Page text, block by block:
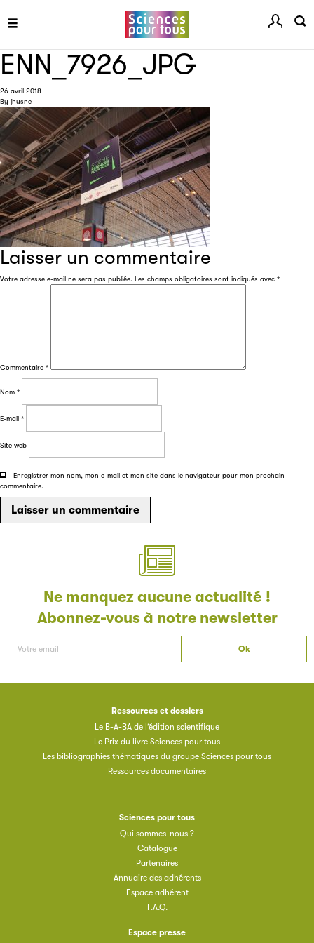
ENN_7926_JPG
26 avril 2018
By jhusne
Laisser un commentaire
Votre adresse e-mail ne sera pas publiée. Les champs obligatoires sont indiqués avec *
Commentaire *
Nom *
E-mail *
Site web
Enregistrer mon nom, mon e-mail et mon site dans le navigateur pour mon prochain
commentaire.
Ne manquez aucune actualité !
Abonnez-vous à notre newsletter
Ressources et dossiers
Le B-A-BA de l’édition scientifique
Le Prix du livre Sciences pour tous
Les bibliographies thématiques du groupe Sciences pour tous
Ressources documentaires
Sciences pour tous
Qui sommes-nous ?
Catalogue
Partenaires
Annuaire des adhérents
Espace adhérent
F.A.Q.
Espace presse
Les petits champions de la lecture
Le jeu de lecture à voix haute gratuit et ouvert à tous les
enfants de CM1 et de CM2.
Partenaire
ouvrages grâce à Filéas.